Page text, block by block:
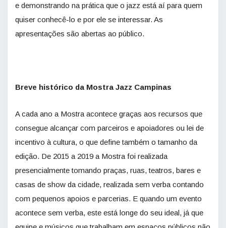
e demonstrando na prática que o jazz está aí para quem
quiser conhecê-lo e por ele se interessar. As
apresentações são abertas ao público.
Breve histórico da Mostra Jazz Campinas
A cada ano a Mostra acontece graças aos recursos que
consegue alcançar com parceiros e apoiadores ou lei de
incentivo à cultura, o que define também o tamanho da
edição. De 2015 a 2019 a Mostra foi realizada
presencialmente tomando praças, ruas, teatros, bares e
casas de show da cidade, realizada sem verba contando
com pequenos apoios e parcerias. E quando um evento
acontece sem verba, este está longe do seu ideal, já que